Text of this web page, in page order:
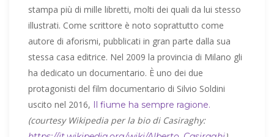
stampa più di mille libretti, molti dei quali da lui stesso
illustrati. Come scrittore è noto soprattutto come
autore di aforismi, pubblicati in gran parte dalla sua
stessa casa editrice. Nel 2009 la provincia di Milano gli
ha dedicato un documentario. È uno dei due
protagonisti del film documentario di Silvio Soldini
uscito nel 2016, Il fiume ha sempre ragione.
(courtesy Wikipedia per la bio di Casiraghy: